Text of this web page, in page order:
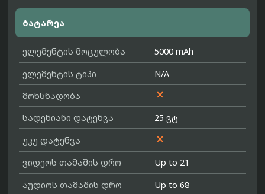
ბატარეა
ელემენტის მოცულობა
5000 mAh
ელემენტის ტიპი
N/A
მოხსნადობა

სადენიანი დატენვა
25 ვტ
უკუ დატენვა

ვიდეოს თამაშის დრო
Up to 21
აუდიოს თამაშის დრო
Up to 68